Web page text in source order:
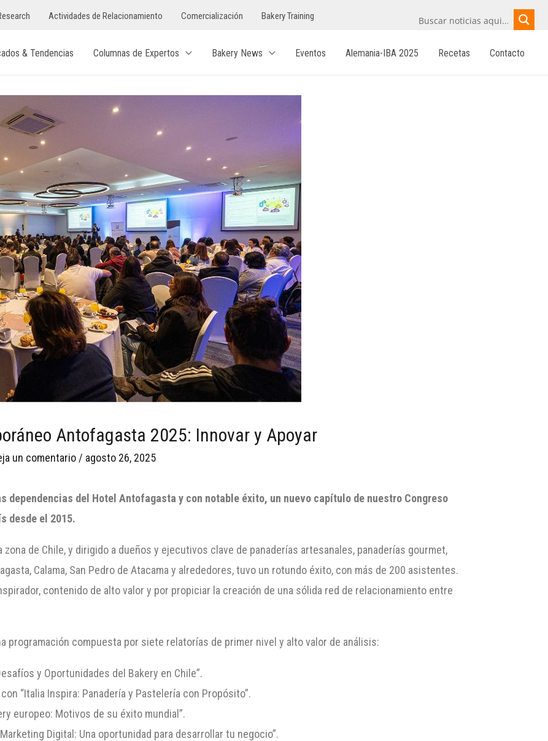
Actividades de Relacionamiento Comercialización Bakery Training
& Tendencias Columnas de Expertos Bakery News Eventos Alemania-IBA 2025 Recetas Contacto
Antofagasta 2025: Innovar y Apoyar
un comentario / agosto 26, 2025
dependencias del Hotel Antofagasta y con notable éxito, un nuevo capítulo de nuestro Congreso
desde el 2015.
de Chile, y dirigido a dueños y ejecutivos clave de panaderías artesanales, panaderías gourmet,
Calama, San Pedro de Atacama y alrededores, tuvo un rotundo éxito, con más de 200 asistentes.
contenido de alto valor y por propiciar la creación de una sólida red de relacionamiento entre
programación compuesta por siete relatorías de primer nivel y alto valor de análisis:
y Oportunidades del Bakery en Chile”.
con “Italia Inspira: Panadería y Pastelería con Propósito”.
europeo: Motivos de su éxito mundial”.
Digital: Una oportunidad para desarrollar tu negocio”.